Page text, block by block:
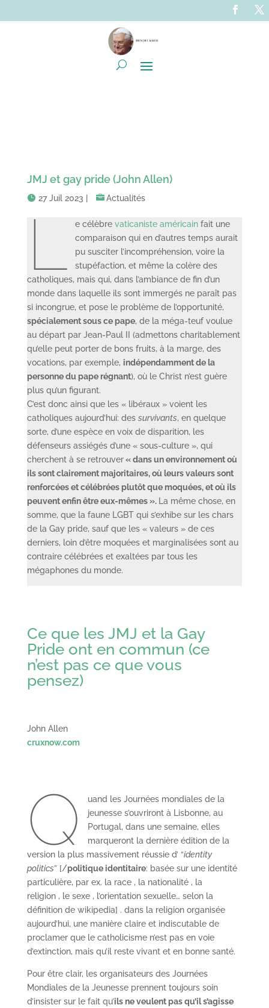
JMJ et gay pride (John Allen)
27 Juil 2023 Actualités
L e célèbre vaticaniste américainfait une
comparaison qui en d’autres temps aurait
pu susciter l’incompréhension, voire la
stupéfaction, et même la colère des
catholiques, mais qui, dans l’ambiance de fin d’un
monde dans laquelle ils sont immergés ne paraît pas
si incongrue, et pose le problème de l’opportunité,
spécialement sous ce pape, de la méga-teuf voulue
au départ par Jean-Paul II (admettons charitablement
qu’elle peut porter de bons fruits, à la marge, des
vocations, par exemple, indépendamment de la
personne du pape régnant), où le Christ n’est guère
plus qu’un figurant.
C’est donc ainsi que les « libéraux » voient les
catholiques aujourd’hui: des survivants, en quelque
sorte, d’une espèce en voix de disparition, les
défenseurs assiégés d’une « sous-culture », qui
cherchent à se retrouver« dans un environnement où
ils sont clairement majoritaires, où leurs valeurs sont
renforcées et célébrées plutôt que moquées, et où ils
peuvent enfin être eux-mêmes ».
La même chose, en
somme, que la faune LGBT qui s’exhibe sur les chars
de la Gay pride, sauf que les « valeurs » de ces
derniers, loin d’être moquées et marginalisées sont au
contraire célébrées et exaltées par tous les
mégaphones du monde.
Ce que les JMJ et la Gay
Pride ont en commun (ce
n’est pas ce que vous
pensez)
John Allen
cruxnow.com
Q
uand les Journées mondiales de la
jeunesse s’ouvriront à Lisbonne, au
Portugal, dans une semaine, elles
marqueront la dernière édition de la
version la plus massivement réussie d’ “identity
politics” [/politique identitaire: basée sur une identité
particulière, par ex. la race , la nationalité , la
religion , le sexe , l’orientation sexuelle… selon la
définition de wikipedia] . dans la religion organisée
aujourd’hui, une manière claire et indiscutable de
proclamer que le catholicisme n’est pas en voie
d’extinction, mais qu’il reste vivant et en bonne santé.
Pour être clair, les organisateurs des Journées
Mondiales de la Jeunesse prennent toujours soin
d’insister sur le fait qu’ils ne veulent pas qu’il s’agisse